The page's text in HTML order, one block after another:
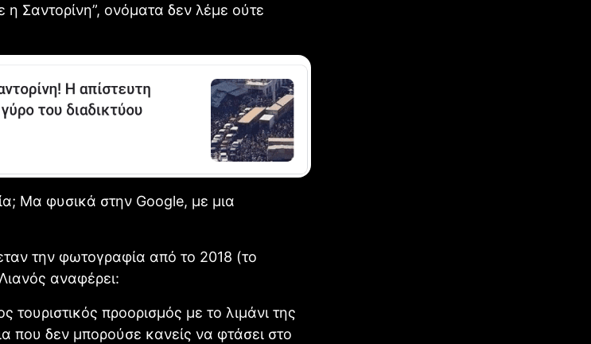
Σαντορίνη”, ονόματα δεν λέμε ούτε
Μα φυσικά στην Google, με μια
την φωτογραφία από το 2018 (το
αναφέρει:
τουριστικός προορισμός με το λιμάνι της
που δεν μπορούσε κανείς να φτάσει στο